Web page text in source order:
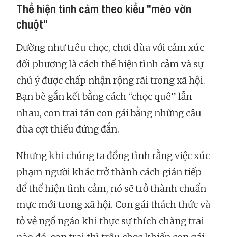
Thể hiện tình cảm theo kiểu "mèo vờn
chuột"
Dường như trêu chọc, chơi đùa với cảm xúc
đối phương là cách thể hiện tình cảm và sự
chú ý được chấp nhận rộng rãi trong xã hội.
Bạn bè gắn kết bằng cách “chọc quê” lẫn
nhau, con trai tán con gái bằng những câu
đùa cợt thiếu đứng đắn.
Nhưng khi chúng ta đồng tình rằng việc xúc
phạm người khác trở thành cách gián tiếp
để thể hiện tình cảm, nó sẽ trở thành chuẩn
mực mới trong xã hội. Con gái thách thức và
tỏ vẻ ngổ ngáo khi thực sự thích chàng trai